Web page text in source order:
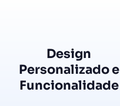
Design
Personalizado e
Funcionalidade